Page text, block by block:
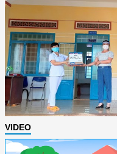
VIDEO